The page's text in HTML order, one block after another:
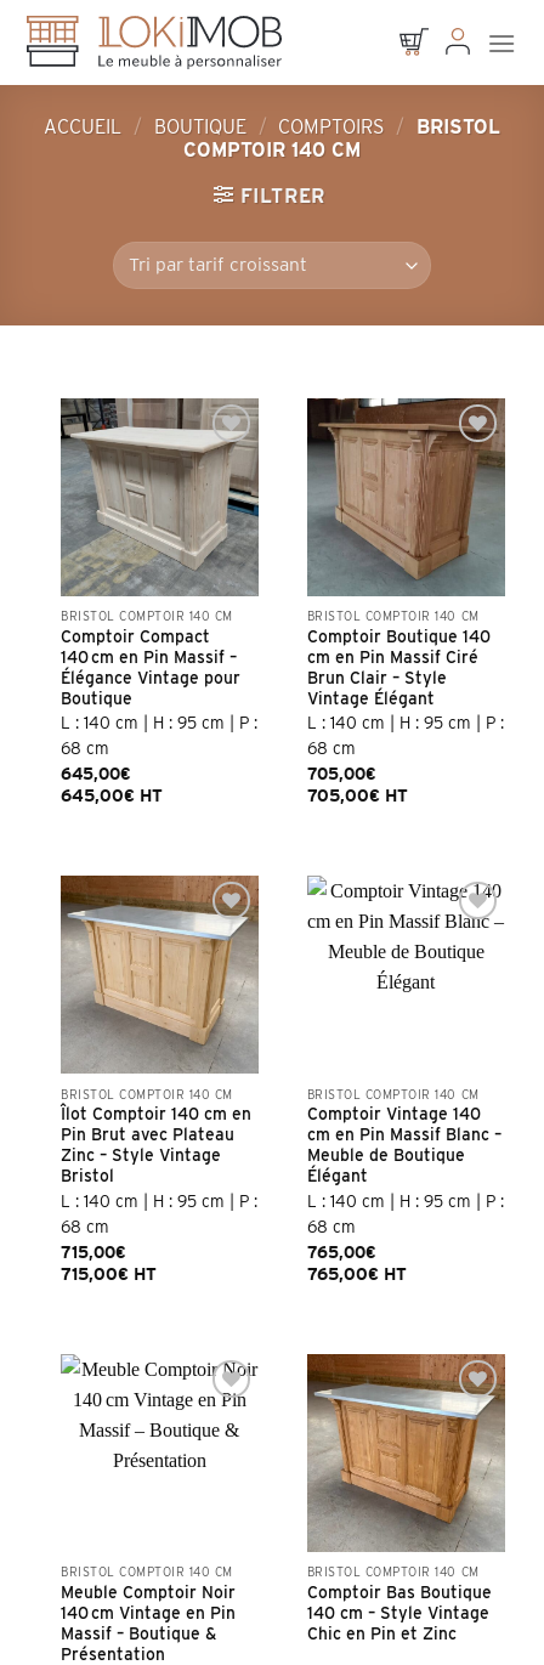
Skip
content
ACCUEIL / BOUTIQUE / COMPTOIRS /
BRISTOL
COMPTOIR 140 CM
FILTRER
BRISTOL COMPTOIR 140 CM
Comptoir Compact
140 cm en Pin Massif –
Élégance Vintage pour
Boutique
L : 140 cm | H : 95 cm | P :
68 cm
645,00€
645,00€ HT
BRISTOL COMPTOIR 140 CM
Comptoir Boutique 140
cm en Pin Massif Ciré
Brun Clair – Style
Vintage Élégant
L : 140 cm | H : 95 cm | P :
68 cm
705,00€
705,00€ HT
BRISTOL COMPTOIR 140 CM
Îlot Comptoir 140 cm en
Pin Brut avec Plateau
Zinc – Style Vintage
Bristol
L : 140 cm | H : 95 cm | P :
68 cm
715,00€
715,00€ HT
BRISTOL COMPTOIR 140 CM
Comptoir Vintage 140
cm en Pin Massif Blanc –
Meuble de Boutique
Élégant
L : 140 cm | H : 95 cm | P :
68 cm
765,00€
765,00€ HT
BRISTOL COMPTOIR 140 CM
Meuble Comptoir Noir
140 cm Vintage en Pin
Massif – Boutique &
Présentation
BRISTOL COMPTOIR 140 CM
Comptoir Bas Boutique
140 cm – Style Vintage
Chic en Pin et Zinc